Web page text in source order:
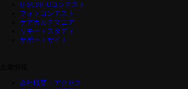
U-SUPP-Uコンテスト
フォトコンテスト
ケアカルテマニア
リモートスタディ
サポートサイト
会社概要・アクセス